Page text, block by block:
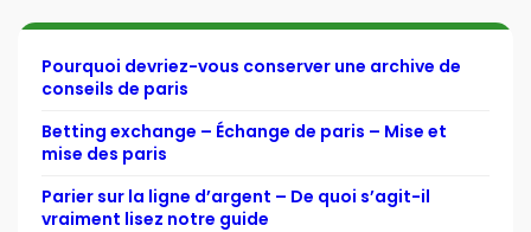
Pourquoi devriez-vous conserver une archive de
conseils de paris
Betting exchange – Échange de paris – Mise et
mise des paris
Parier sur la ligne d’argent – De quoi s’agit-il
vraiment lisez notre guide